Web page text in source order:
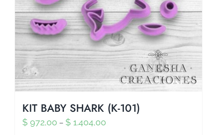
KIT BABY SHARK (K-101)
$ 972,00 – $ 1.404,00